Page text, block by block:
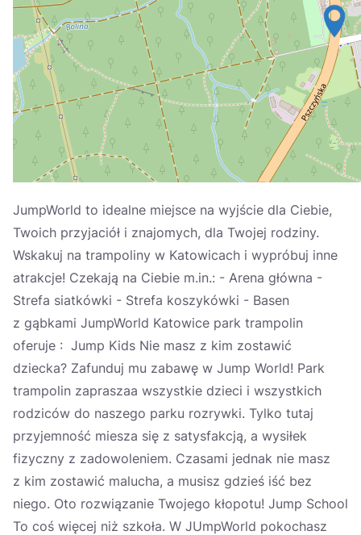
JumpWorld to idealne miejsce na wyjście dla Ciebie,
Twoich przyjaciół i znajomych, dla Twojej rodziny.
Wskakuj na trampoliny w Katowicach i wypróbuj inne
atrakcje! Czekają na Ciebie m.in.: - Arena główna -
Strefa siatkówki - Strefa koszykówki - Basen
z gąbkami JumpWorld Katowice park trampolin
oferuje : Jump Kids Nie masz z kim zostawić
dziecka? Zafunduj mu zabawę w Jump World! Park
trampolin zapraszaa wszystkie dzieci i wszystkich
rodziców do naszego parku rozrywki. Tylko tutaj
przyjemność miesza się z satysfakcją, a wysiłek
fizyczny z zadowoleniem. Czasami jednak nie masz
z kim zostawić malucha, a musisz gdzieś iść bez
niego. Oto rozwiązanie Twojego kłopotu! Jump School
To coś więcej niż szkoła. W JUmpWorld pokochasz